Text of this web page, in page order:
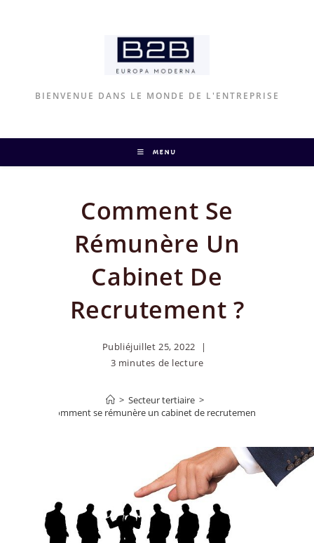
BIENVENUE DANS LE MONDE DE L'ENTREPRISE
MENU
Comment Se
Rémunère Un
Cabinet De
Recrutement ?
Publiéjuillet 25, 2022
3 minutes de lecture
> Secteur tertiaire >
Comment se rémunère un cabinet de recrutement ?